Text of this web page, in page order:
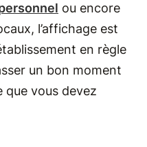
ou encore
l’affichage est
en règle
un bon moment
que vous devez